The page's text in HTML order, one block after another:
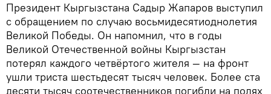
Президент Кыргызстана Садыр Жапаров выступил
с обращением по случаю восьмидесятиоднолетия
Великой Победы. Он напомнил, что в годы
Великой Отечественной войны Кыргызстан
потерял каждого четвёртого жителя — на фронт
ушли триста шестьдесят тысяч человек. Более ста
десяти тысяч соотечественников погибли на полях